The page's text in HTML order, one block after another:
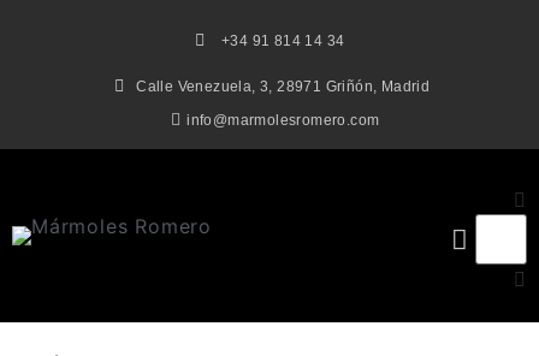
+34 91 814 14 34
Calle Venezuela, 3, 28971 Griñón, Madrid
info@marmolesromero.com